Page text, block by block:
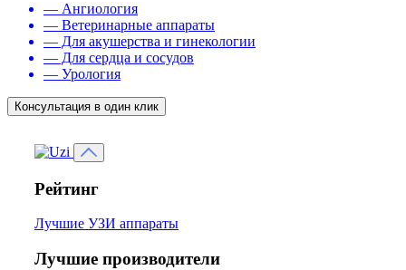
— Ангиология
— Ветеринарные аппараты
— Для акушерства и гинекологии
— Для сердца и сосудов
— Урология
Консультация в один клик
Рейтинг
Лучшие УЗИ аппараты
Лучшие производители